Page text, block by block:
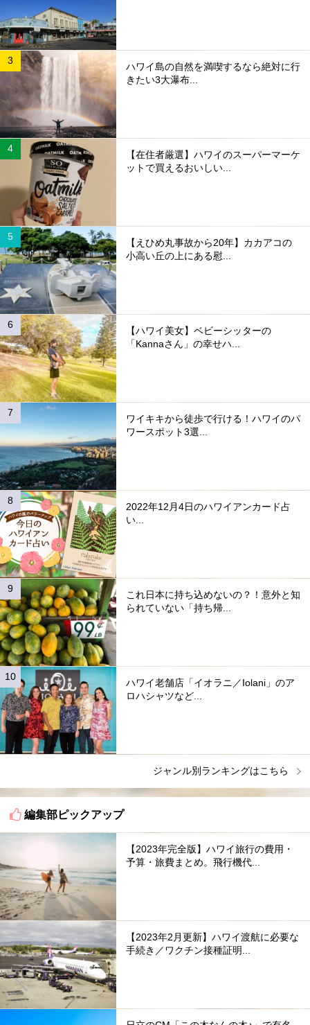
ハワイ島の自然を満喫するなら絶対に行
きたい3大瀑布...
【在住者厳選】ハワイのスーパーマーケ
ットで買えるおいしい...
【えひめ丸事故から20年】カカアコの
小高い丘の上にある慰...
【ハワイ美女】ベビーシッターの
「Kannaさん」の幸せハ...
ワイキキから徒歩で行ける！ハワイのパ
ワースポット3選...
2022年12月4日のハワイアンカード占
い...
これ日本に持ち込めないの？！意外と知
られていない「持ち帰...
ハワイ老舗店「イオラニ／Iolani」のア
ロハシャツなど...
ジャンル別ランキングはこちら
編集部ピックアップ
【2023年完全版】ハワイ旅行の費用・
予算・旅費まとめ。飛行機代...
【2023年2月更新】ハワイ渡航に必要な
手続き／ワクチン接種証明...